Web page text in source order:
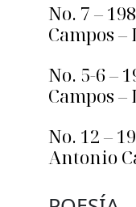
No. 7 –
Campos
No. 5-6 –
Campos
No. 12 –
Antonio